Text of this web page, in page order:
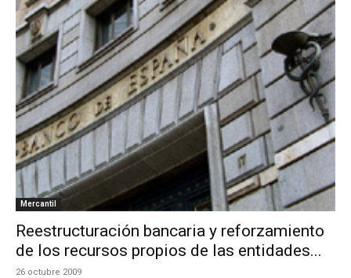
Mercantil
Reestructuración bancaria y reforzamiento
de los recursos propios de las entidades...
26 octubre 2009